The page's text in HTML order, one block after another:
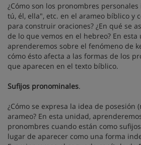
¿Cómo son los pronombres
tú, él, ella", etc. en el arameo bíblico y
para construir oraciones? ¿En qué se
de lo que vemos en el hebreo? En
aprenderemos sobre el fenómeno de
cómo ésto afecta a las formas de los
que aparecen en el texto bíblico.
Sufijos pronominales.
¿Cómo se expresa la idea de posesión
arameo? En esta unidad,
pronombres cuando están como
lugar de aparecer como una forma